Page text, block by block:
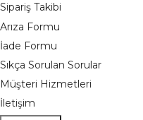
Sipariş Takibi
Arıza Formu
İade Formu
Sıkça Sorulan Sorular
Müşteri Hizmetleri
İletişim